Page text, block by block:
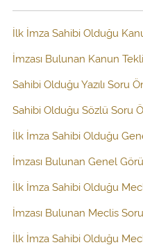
İlk İmza Sahibi Olduğu
İmzası Bulunan Kanun
Sahibi Olduğu Yazılı Soru
Sahibi Olduğu Sözlü Soru
İlk İmza Sahibi Olduğu
İmzası Bulunan Genel
İlk İmza Sahibi Olduğu
İmzası Bulunan Meclis
İlk İmza Sahibi Olduğu